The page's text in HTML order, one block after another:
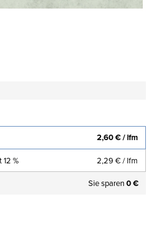
2,60 €/ lfm
% 2,29 €/ lfm
Sie sparen0 €